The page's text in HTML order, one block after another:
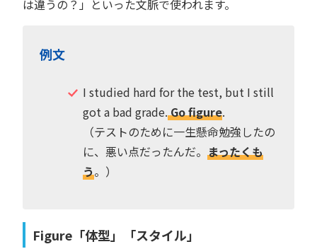
は違うの？」といった文脈で使われます。
例文
I studied hard for the test, but I still
got a bad grade.Go figure.
（テストのために一生懸命勉強したの
に、悪い点だったんだ。 まったくも
う。）
Figure「体型」「スタイル」